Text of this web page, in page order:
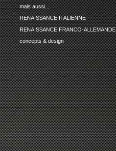
mais aussi...
RENAISSANCE ITALIENNE
RENAISSANCE FRANCO-ALLEMANDE
concepts & design